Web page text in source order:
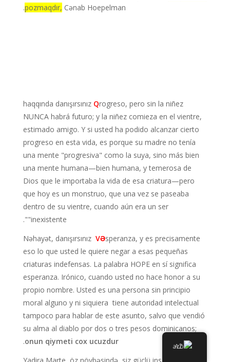
pozmaqdır, Cənab Hoepelman.
haqqında danışırsınız Qrogreso, pero sin la niñez
NUNCA habrá futuro; y la niñez comieza en el vientre,
estimado amigo. Y si usted ha podido alcanzar cierto
progreso en esta vida, es porque su madre no tenía
una mente "progresiva" como la suya, sino más bien
una mente humana—bien humana, y temerosa de
Dios que le importaba la vida de esa criatura—pero
que hoy es un monstruo, que una vez se paseaba
dentro de su vientre, cuando aún era un ser
"inexistente".
Nəhayət, danışırsınız VƏsperanza, y es precisamente
eso lo que usted le quiere negar a esas pequeñas
criaturas indefensas. La palabra HOPE en sí significa
esperanza. Irónico, cuando usted no hace honor a su
propio nombre. Usted es una persona sin principio
moral alguno y ni siquiera tiene autoridad intelectual
tampoco para hablar de este asunto, salvo que vendió
su alma al diablo por dos o tres pesos dominicanos;
onun qiymeti cox ucuzdur
.
AZ